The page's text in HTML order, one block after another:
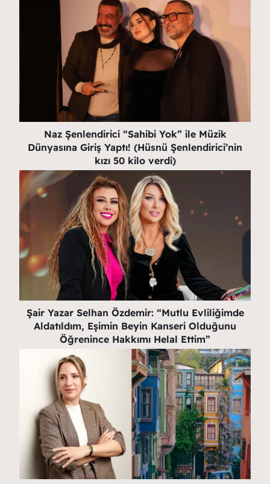
Naz Şenlendirici “Sahibi Yok” ile Müzik
Dünyasına Giriş Yaptı! (Hüsnü Şenlendirici’nin
kızı 50 kilo verdi)
Şair Yazar Selhan Özdemir: “Mutlu Evliliğimde
Aldatıldım, Eşimin Beyin Kanseri Olduğunu
Öğrenince Hakkımı Helal Ettim”